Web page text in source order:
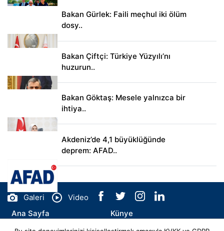
Bakan Gürlek: Faili meçhul iki ölüm
dosy..
Bakan Çiftçi: Türkiye Yüzyılı’nı
huzurun..
Bakan Göktaş: Mesele yalnızca bir
ihtiya..
Akdeniz’de 4,1 büyüklüğünde
deprem: AFAD..
Galeri
Video
Ana Sayfa
Künye